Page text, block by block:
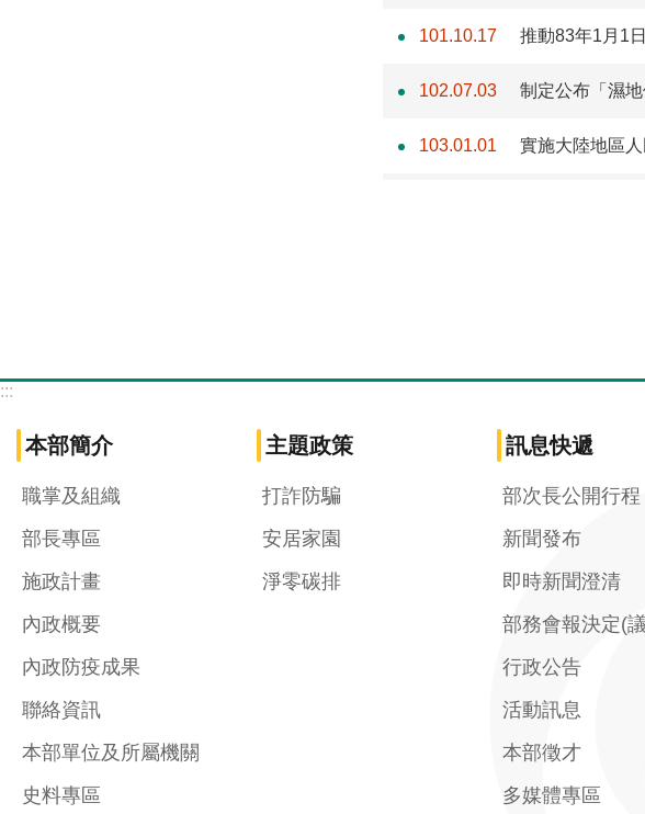
101.10.17 推動83年1月1
102.07.03 制定公布「濕地
103.01.01 實施大陸地區
:::
本部簡介
職掌及組織
部長專區
施政計畫
內政概要
內政防疫成果
聯絡資訊
本部單位及所屬機關
史料專區
主題政策
打詐防騙
安居家園
淨零碳排
訊息快遞
部次長公開行程
新聞發布
即時新聞澄清
部務會報決定(
行政公告
活動訊息
本部徵才
多媒體專區